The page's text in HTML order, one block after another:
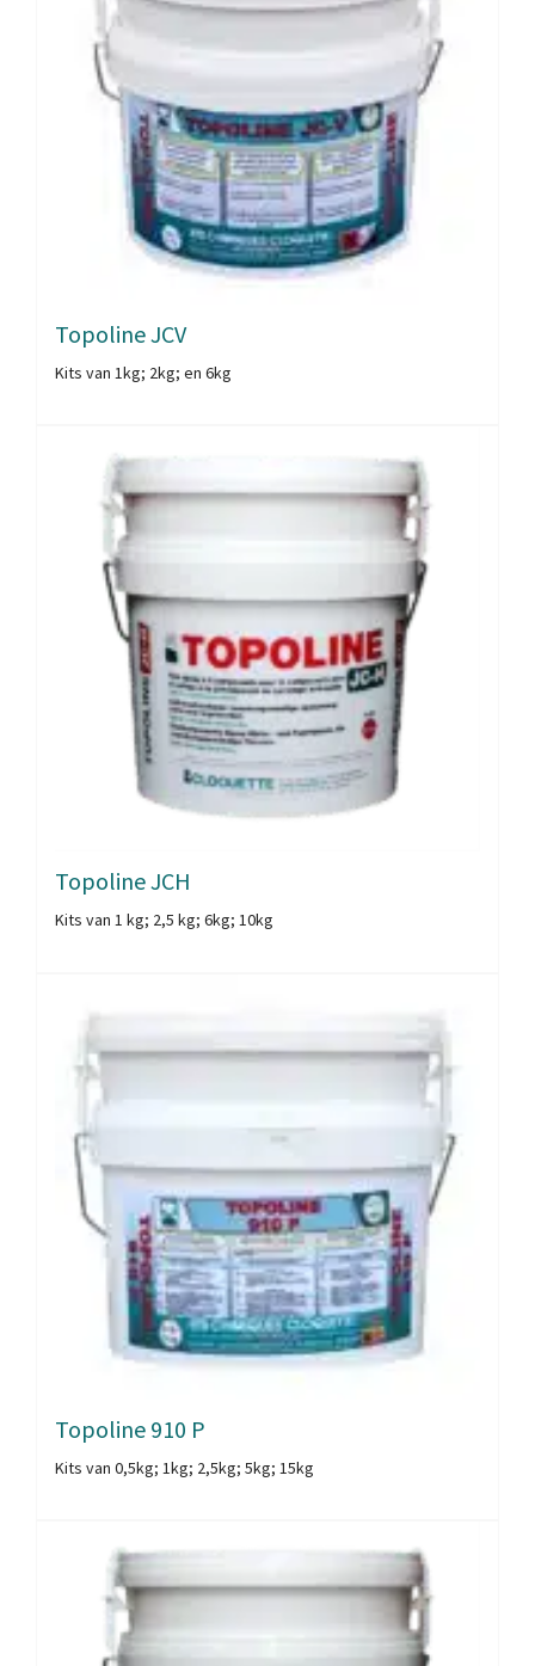
Topoline JCV
Kits van 1kg; 2kg; en 6kg
Topoline JCH
Kits van 1 kg; 2,5 kg; 6kg; 10kg
Topoline 910 P
Kits van 0,5kg; 1kg; 2,5kg; 5kg; 15kg